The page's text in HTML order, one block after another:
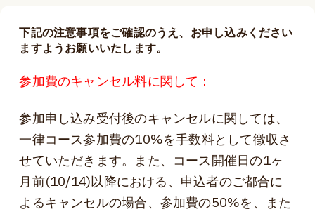
下記の注意事項をご確認のうえ、お申し込みください
ますようお願いいたします。
参加費のキャンセル料に関して：
参加申し込み受付後のキャンセルに関しては、
一律コース参加費の10%を手数料として徴収さ
せていただきます。また、コース開催日の1ヶ
月前(10/14)以降における、申込者のご都合に
よるキャンセルの場合、参加費の50%を、また